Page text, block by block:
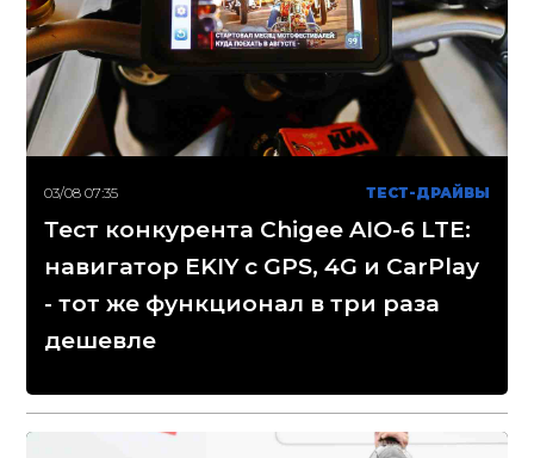
03/08 07:35 ТЕСТ-ДРАЙВЫ
Тест конкурента Chigee AIO-6 LTE:
навигатор EKIY с GPS, 4G и CarPlay
- тот же функционал в три раза
дешевле